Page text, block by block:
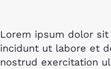
Lorem ipsum dolor
incidunt ut labore et
nostrud exercitation